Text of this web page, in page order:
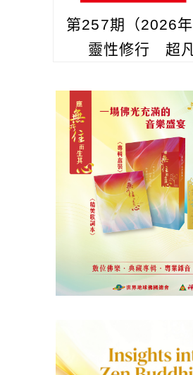
第257期（2026年
靈性修行 超